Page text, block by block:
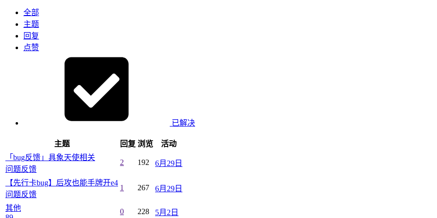
全部
主题
回复
点赞
已解决
主题 回复 浏览
活动
「bug反馈」具象天使相关
问题反馈
2 192 6月29日
【先行卡bug】后攻也能手牌开e4
问题反馈
1 267 6月29日
其他
0 228 5月2日